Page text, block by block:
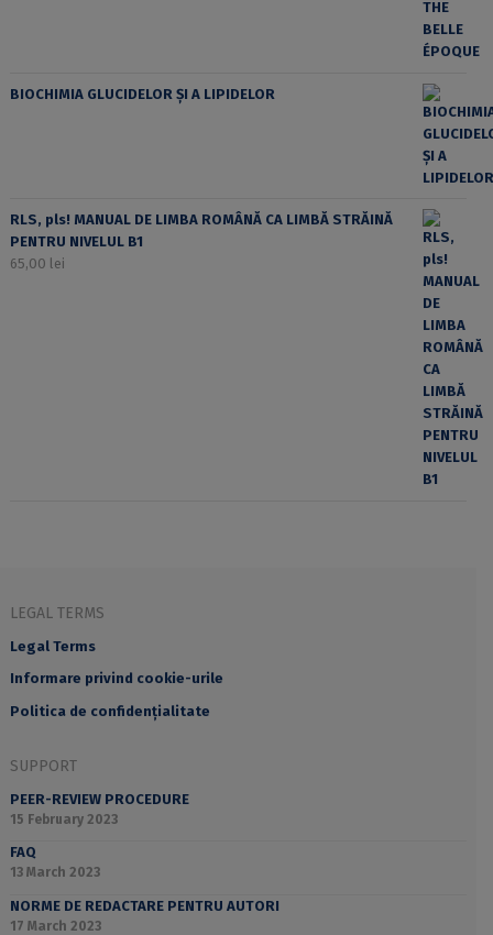
BIOCHIMIA GLUCIDELOR ȘI A LIPIDELOR
RLS, pls! MANUAL DE LIMBA ROMÂNĂ CA LIMBĂ STRĂINĂ
PENTRU NIVELUL B1
65,00 lei
LEGAL TERMS
Legal Terms
Informare privind cookie-urile
Politica de confidențialitate
SUPPORT
PEER-REVIEW PROCEDURE
15 February 2023
FAQ
13 March 2023
NORME DE REDACTARE PENTRU AUTORI
17 March 2023